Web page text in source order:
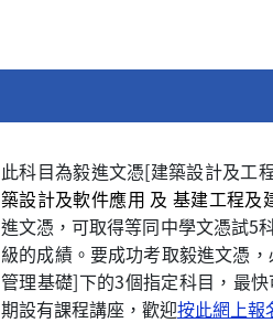
此科目為毅進文憑[建築設計及工
築設計及軟件應用 及 基建工程及
進文憑，可取得等同中學文憑試5
級的成績。要成功考取毅進文憑
管理基礎]下的3個指定科目，最
期設有課程講座，歡迎按此網上報